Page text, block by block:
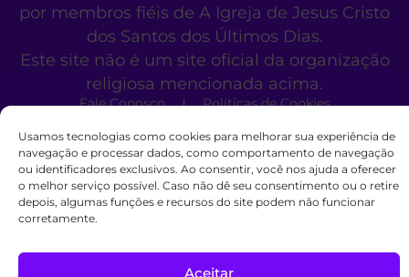
Usamos tecnologias como cookies para melhorar sua experiência de
navegação e processar dados, como comportamento de navegação
ou identificadores exclusivos. Ao consentir, você nos ajuda a oferecer
o melhor serviço possível. Caso não dê seu consentimento ou o retire
depois, algumas funções e recursos do site podem não funcionar
corretamente.
Aceitar
por membros fiéis de A Igreja de Jesus Cristo
dos Santos dos Últimos Dias.
Este site não é um site oficial da organização
religiosa mencionada acima.
Fale Conosco Políticas de Cookies